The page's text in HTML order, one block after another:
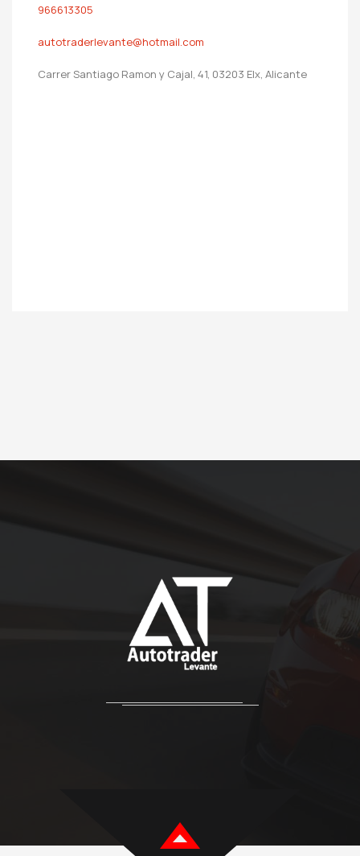
966613305
autotraderlevante@hotmail.com
Carrer Santiago Ramon y Cajal, 41, 03203 Elx, Alicante